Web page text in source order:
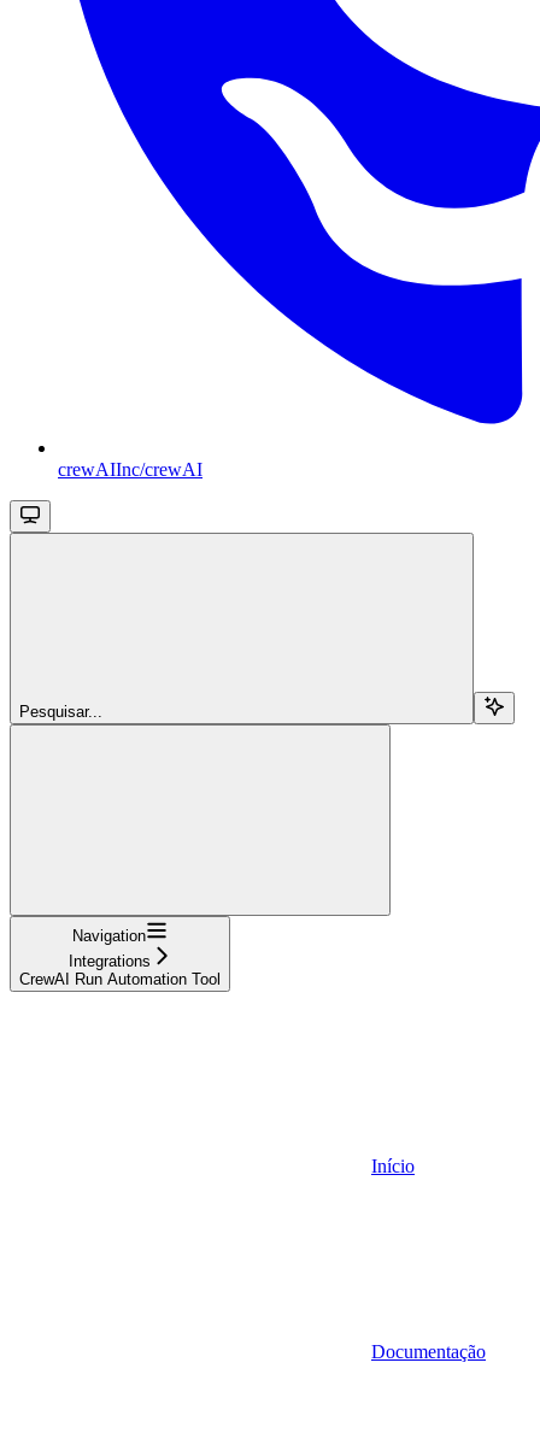
crewAIInc/crewAI
Pesquisar...
Navigation
Integrations
CrewAI Run Automation Tool
Início
Documentação